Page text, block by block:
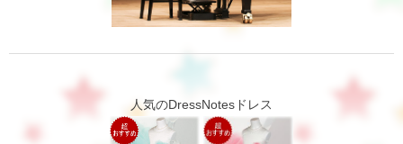
人気のDressNotesドレス